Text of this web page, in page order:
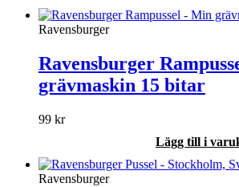
Ravensburger
Ravensburger
grävmaskin 15 bitar
99 kr
Lägg till i
Ravensburger